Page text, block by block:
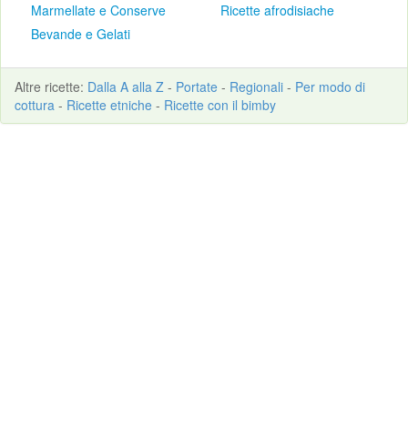
Marmellate e Conserve
Bevande e Gelati
Ricette afrodisiache
Altre ricette: Dalla A alla Z - Portate - Regionali - Per modo di
cottura - Ricette etniche - Ricette con il bimby